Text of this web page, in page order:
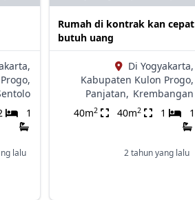
1
lalu
Rumah di kontrak kan cepat
butuh uang
Di Yogyakarta,
Kabupaten Kulon Progo,
Panjatan, Krembangan
40m2 40m2 1 1
2 tahun yang lalu